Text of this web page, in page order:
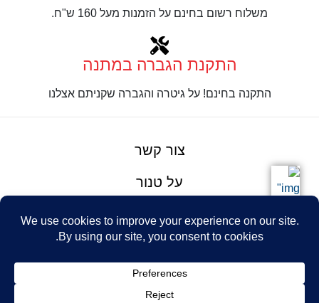
משלוח רשום בחינם על הזמנות מעל 160 ש"ח.
התקנת הגברה במתנה
התקנה בחינם! על גיטרה והגברה שקניתם אצלנו
צור קשר
על טנור
תנאים והגבלות
© Tenor Music
Ltd
Design: Eshel
Haim